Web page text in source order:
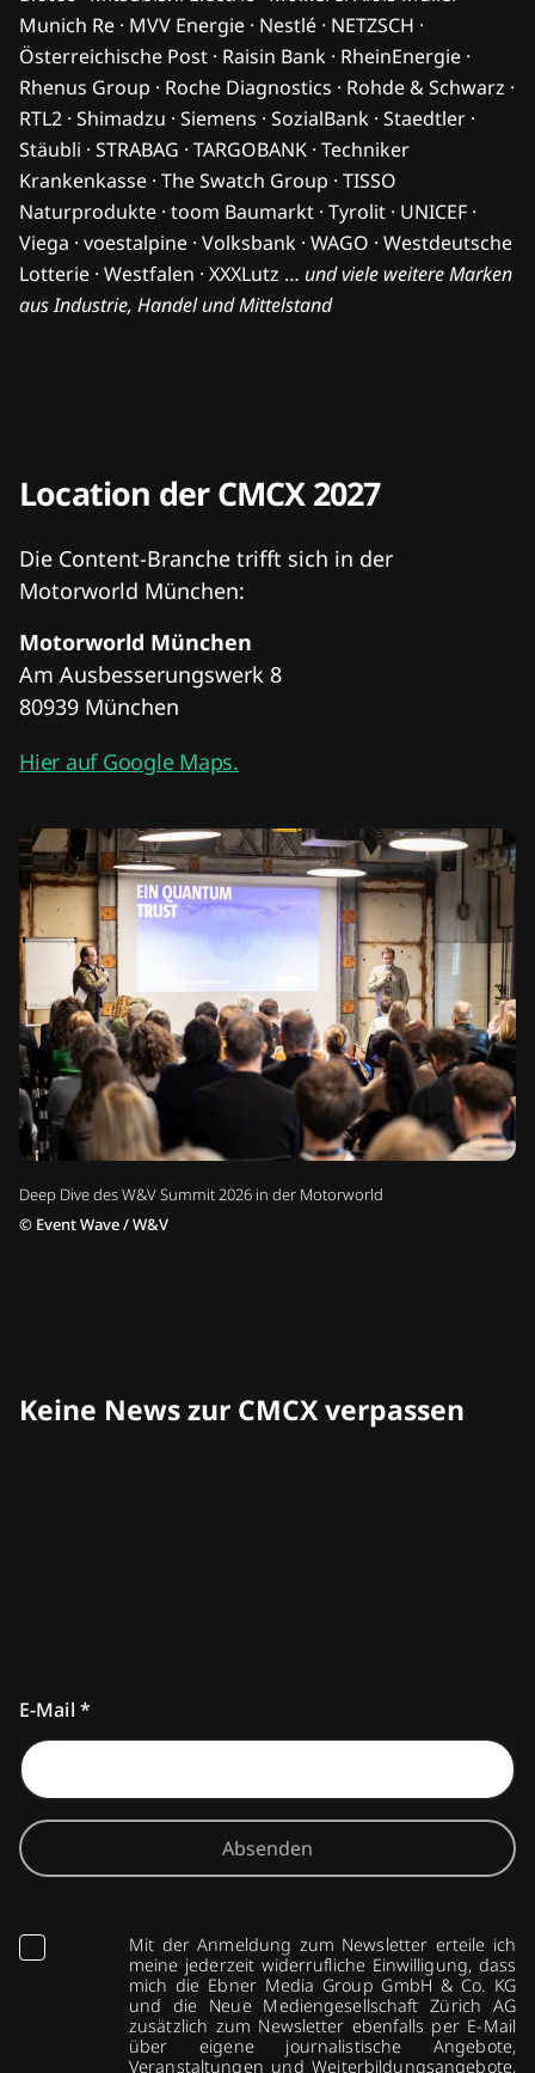
Munich Re · MVV Energie · Nestlé · NETZSCH ·
Österreichische Post · Raisin Bank · RheinEnergie ·
Rhenus Group · Roche Diagnostics · Rohde & Schwarz ·
RTL2 · Shimadzu · Siemens · SozialBank · Staedtler ·
Stäubli · STRABAG · TARGOBANK · Techniker
Krankenkasse · The Swatch Group · TISSO
Naturprodukte · toom Baumarkt · Tyrolit · UNICEF ·
Viega · voestalpine · Volksbank · WAGO · Westdeutsche
Lotterie · Westfalen · XXXLutz … und viele weitere Marken
aus Industrie, Handel und Mittelstand
Deep Dive des W&V Summit 2026 in der Motorworld
© Event Wave / W&V
Location der CMCX 2027
Die Content-Branche trifft sich in der
Motorworld München:
Motorworld München
Am Ausbesserungswerk 8
80939 München
Hier auf Google Maps.
Keine News zur CMCX verpassen
E-Mail *
Absenden
Mit der Anmeldung zum Newsletter erteile ich
meine jederzeit widerrufliche Einwilligung, dass
mich die Ebner Media Group GmbH & Co. KG
und die Neue Mediengesellschaft Zürich AG
zusätzlich zum Newsletter ebenfalls per E-Mail
über eigene journalistische Angebote,
Veranstaltungen und Weiterbildungsangebote,